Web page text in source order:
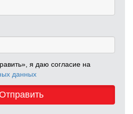
я даю согласие на
данных